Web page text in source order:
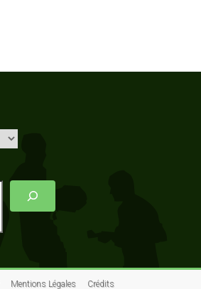
Mentions Légales Crédits